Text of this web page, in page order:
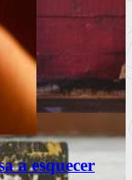
marcha
a esquecer